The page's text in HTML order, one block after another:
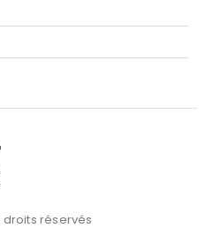
droits réservés